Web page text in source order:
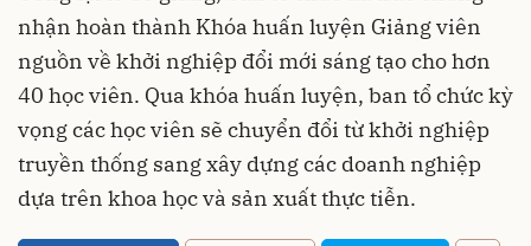
nhận hoàn thành Khóa huấn luyện Giảng viên
nguồn về khởi nghiệp đổi mới sáng tạo cho hơn
40 học viên. Qua khóa huấn luyện, ban tổ chức kỳ
vọng các học viên sẽ chuyển đổi từ khởi nghiệp
truyền thống sang xây dựng các doanh nghiệp
dựa trên khoa học và sản xuất thực tiễn.